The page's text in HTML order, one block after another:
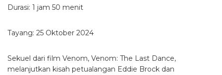
Durasi: 1 jam 50 menit
Tayang: 25 Oktober 2024
Sekuel dari film Venom, Venom: The Last Dance,
melanjutkan kisah petualangan Eddie Brock dan